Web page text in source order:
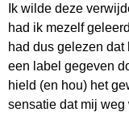
Ik wilde deze
had ik mezelf
had dus gelezen
een label gegeven
hield (en hou) het
sensatie dat mij